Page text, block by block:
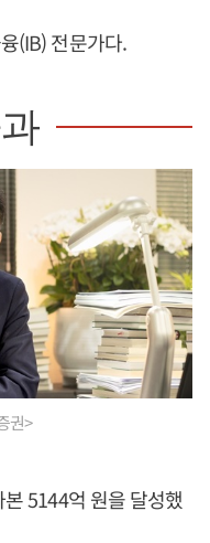
(IB) 전문가다.
권>
5144억 원을 달성했